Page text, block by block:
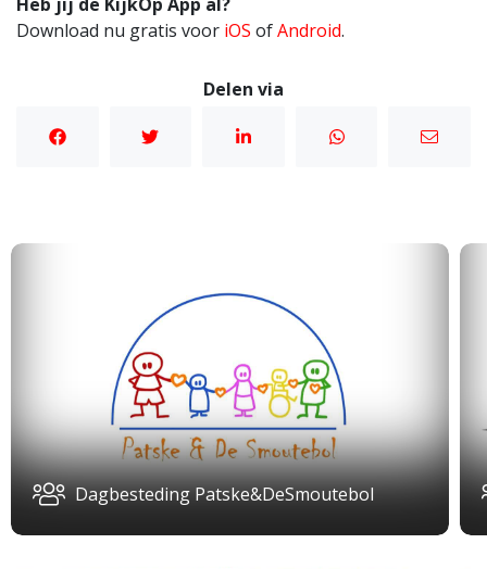
Heb jij de KijkOp App al?
Download nu gratis voor iOS ofAndroid.
Delen via
Dagbesteding Patske&DeSmoutebol